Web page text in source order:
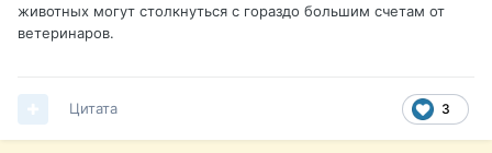
животных могут столкнуться с гораздо большим счетам от
ветеринаров.
3
Цитата